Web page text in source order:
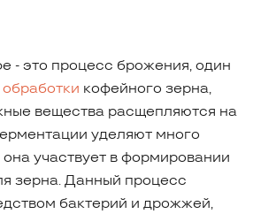
- это процесс брожения, один
обработки кофейного зерна,
вещества расщепляются на
уделяют много
участвует в формировании
зерна. Данный процесс
бактерий и дрожжей,